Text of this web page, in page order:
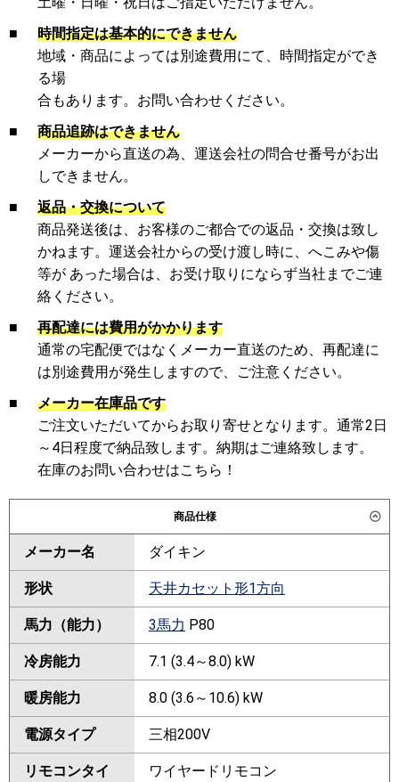
■
時間指定は基本的にできません
地域・商品によっては別途費用にて、時間指定ができ
る場
合もあります。お問い合わせください。
■
商品追跡はできません
メーカーから直送の為、運送会社の問合せ番号がお出
しできません。
■
返品・交換について
商品発送後は、お客様のご都合での返品・交換は致し
かねます。運送会社からの受け渡し時に、へこみや傷
等が あった場合は、お受け取りにならず当社までご連
絡ください。
■
再配達には費用がかかります
通常の宅配便ではなくメーカー直送のため、再配達に
は別途費用が発生しますので、ご注意ください。
■
メーカー在庫品です
ご注文いただいてからお取り寄せとなります。通常2日
～4日程度で納品致します。納期はご連絡致します。
在庫のお問い合わせはこちら！
商品仕様
メーカー名 ダイキン
形状 天井カセット形1方向
馬力（能力） 3馬力 P80
冷房能力 7.1 (3.4～8.0) kW
暖房能力 8.0 (3.6～10.6) kW
電源タイプ 三相200V
リモコンタイ
ワイヤードリモコン